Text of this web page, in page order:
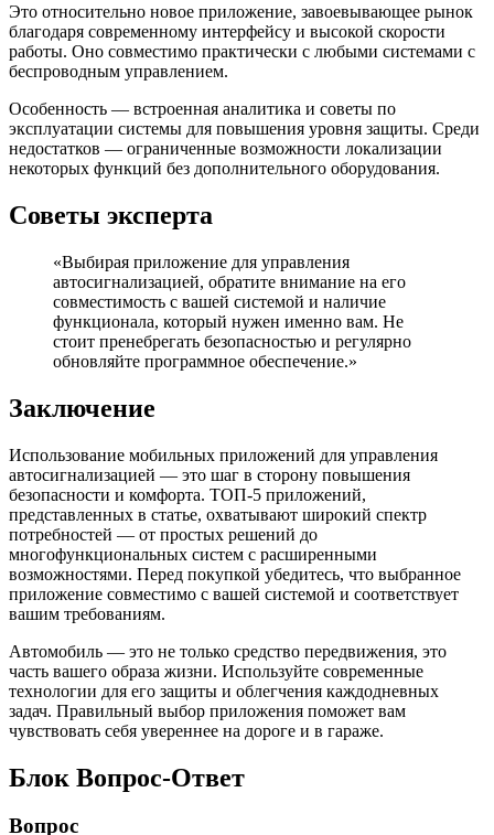
Это относительно новое приложение, завоевывающее рынок
благодаря современному интерфейсу и высокой скорости
работы. Оно совместимо практически с любыми системами с
беспроводным управлением.
Особенность — встроенная аналитика и советы по
эксплуатации системы для повышения уровня защиты. Среди
недостатков — ограниченные возможности локализации
некоторых функций без дополнительного оборудования.
Советы эксперта
«Выбирая приложение для управления
автосигнализацией, обратите внимание на его
совместимость с вашей системой и наличие
функционала, который нужен именно вам. Не
стоит пренебрегать безопасностью и регулярно
обновляйте программное обеспечение.»
Заключение
Использование мобильных приложений для управления
автосигнализацией — это шаг в сторону повышения
безопасности и комфорта. ТОП-5 приложений,
представленных в статье, охватывают широкий спектр
потребностей — от простых решений до
многофункциональных систем с расширенными
возможностями. Перед покупкой убедитесь, что выбранное
приложение совместимо с вашей системой и соответствует
вашим требованиям.
Автомобиль — это не только средство передвижения, это
часть вашего образа жизни. Используйте современные
технологии для его защиты и облегчения каждодневных
задач. Правильный выбор приложения поможет вам
чувствовать себя увереннее на дороге и в гараже.
Блок Вопрос-Ответ
Вопрос